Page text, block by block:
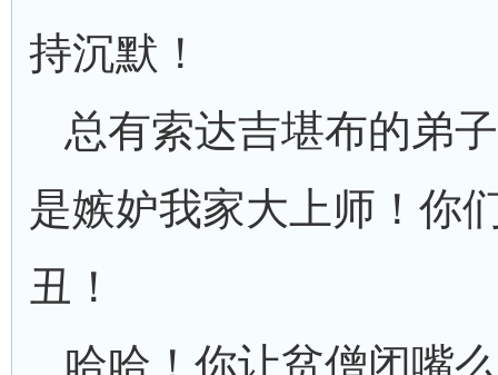
持沉默！
总有索达吉堪布的弟
是嫉妒我家大上师！你
丑！
哈哈！你让贫僧闭嘴